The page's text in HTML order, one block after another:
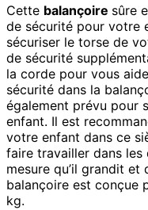
Cette balançoire sûre
de sécurité pour votre
sécuriser le torse de
de sécurité
la corde pour vous
sécurité dans la
également prévu pour
enfant. Il est
votre enfant dans ce
faire travailler dans
mesure qu’il grandit et
balançoire est conçue
kg.